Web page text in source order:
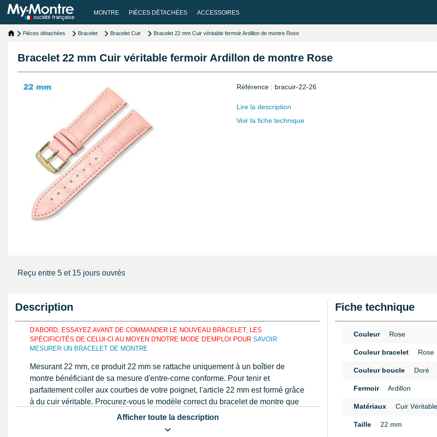
MONTRE PIÈCES DÉTACHÉES ACCESSOIRES
Pièces détachées Bracelet Bracelet Cuir Bracelet 22 mm Cuir véritable fermoir Ardillon de montre Rose
Bracelet 22 mm Cuir véritable fermoir Ardillon de montre Rose
Référence : bracuir-22-26
Lire la description
Voir la fiche technique
Reçu entre 5 et 15 jours ouvrés
Description
D'ABORD, ESSAYEZ AVANT DE COMMANDER LE NOUVEAU BRACELET, LES
SPÉCIFICITÉS DE CELUI-CI AU MOYEN D'NOTRE MODE D'EMPLOI POUR SAVOIR
MESURER UN BRACELET DE MONTRE
Mesurant 22 mm, ce produit 22 mm se rattache uniquement à un boîtier de
montre bénéficiant de sa mesure d'entre-corne conforme. Pour tenir et
parfaitement coller aux courbes de votre poignet, l'article 22 mm est formé grâce
à du cuir véritable. Procurez-vous le modèle correct du bracelet de montre que
vous souhaitez réparer identique au mode d'emploi consultable avec un
Afficher toute la description
Fiche technique
Couleur Rose
Couleur bracelet Rose
Couleur boucle Doré
Fermoir Ardillon
Matériaux Cuir Véritable
Taille 22 mm